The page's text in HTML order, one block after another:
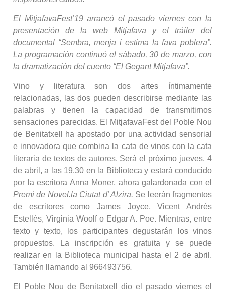
El MitjafavaFest’19 arrancó el pasado viernes con la
presentación de la web Mitjafava y el tráiler del
documental “Sembra, menja i estima la fava poblera”.
La programación continuó el sábado, 30 de marzo, con
la dramatización del cuento “El Gegant Mitjafava”.
Vino y literatura son dos artes íntimamente
relacionadas, las dos pueden describirse mediante las
palabras y tienen la capacidad de transmitirnos
sensaciones parecidas. El MitjafavaFest del Poble Nou
de Benitatxell ha apostado por una actividad sensorial
e innovadora que combina la cata de vinos con la cata
literaria de textos de autores. Será el próximo jueves, 4
de abril, a las 19.30 en la Biblioteca y estará conducido
por la escritora Anna Moner, ahora galardonada con el
Premi de Novel.la Ciutat d’ Alzira. Se leerán fragmentos
de escritores como James Joyce, Vicent Andrés
Estellés, Virginia Woolf o Edgar A. Poe. Mientras, entre
texto y texto, los participantes degustarán los vinos
propuestos. La inscripción es gratuita y se puede
realizar en la Biblioteca municipal hasta el 2 de abril.
También llamando al 966493756.
El Poble Nou de Benitatxell dio el pasado viernes el